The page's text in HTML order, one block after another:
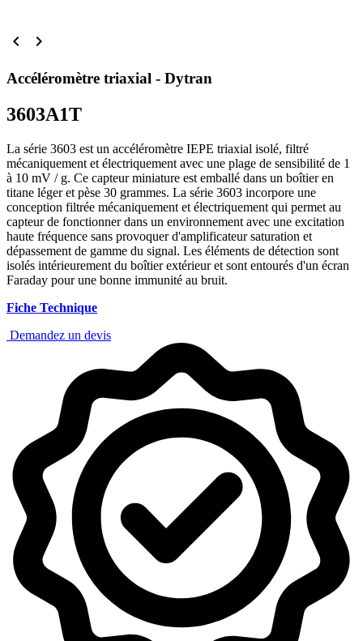
 
Accéléromètre triaxial - Dytran
3603A1T
La série 3603 est un accéléromètre IEPE triaxial isolé, filtré
mécaniquement et électriquement avec une plage de sensibilité de 1
à 10 mV / g. Ce capteur miniature est emballé dans un boîtier en
titane léger et pèse 30 grammes. La série 3603 incorpore une
conception filtrée mécaniquement et électriquement qui permet au
capteur de fonctionner dans un environnement avec une excitation
haute fréquence sans provoquer d'amplificateur saturation et
dépassement de gamme du signal. Les éléments de détection sont
isolés intérieurement du boîtier extérieur et sont entourés d'un écran
Faraday pour une bonne immunité au bruit.
Fiche Technique
Demandez un devis